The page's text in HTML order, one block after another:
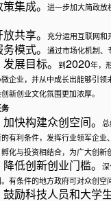
集成。 进一步加大简政放
共享。 充分运用互联网和
模式。 通过市场化机制、
发展目标。 到2020年，
企业，并从中成长出能够引
新创业文化氛围更加浓厚。
务
加快构建众创空间。
有利条件，发挥行业领军企
化与投资相结合，为广大创新
降低创新创业门槛。
有条件的地方政府可对众创
鼓励科技人员和大学